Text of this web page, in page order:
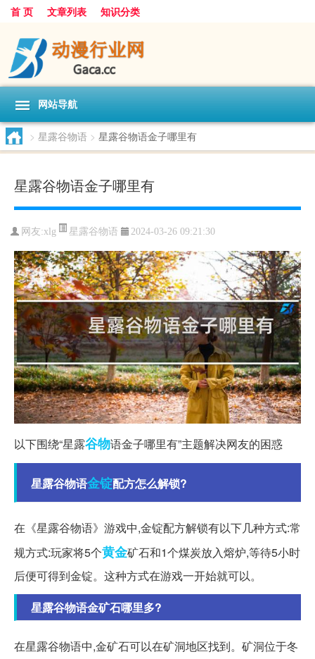
首 页 文章列表 知识分类
网站导航
> 星露谷物语 > 星露谷物语金子哪里有
星露谷物语金子哪里有
网友:xlg 星露谷物语 2024-03-26 09:21:30
以下围绕“星露谷物语金子哪里有”主题解决网友的困惑
星露谷物语金锭配方怎么解锁?
在《星露谷物语》游戏中,金锭配方解锁有以下几种方式:常
规方式:玩家将5个黄金矿石和1个煤炭放入熔炉,等待5小时
后便可得到金锭。这种方式在游戏一开始就可以。
星露谷物语金矿石哪里多?
在星露谷物语中,金矿石可以在矿洞地区找到。矿洞位于冬